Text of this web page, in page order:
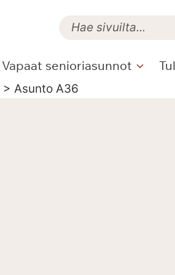
Vapaat senioriasunnot
> Asunto A36